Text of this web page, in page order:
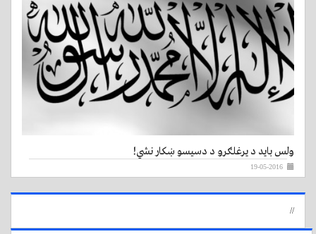
20-05-2016
ولس باید د یرغلګرو د دسیسو ښکار نشي!
19-05-2016
//